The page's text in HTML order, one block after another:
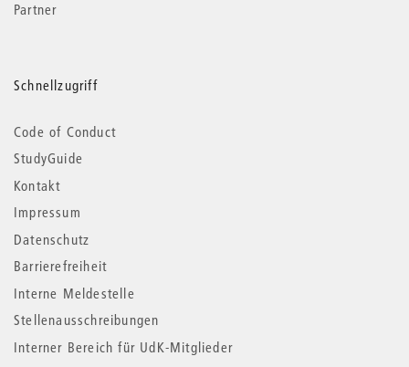
Partner
Schnellzugriff
Code of Conduct
StudyGuide
Kontakt
Impressum
Datenschutz
Barrierefreiheit
Interne Meldestelle
Stellenausschreibungen
Interner Bereich für UdK-Mitglieder